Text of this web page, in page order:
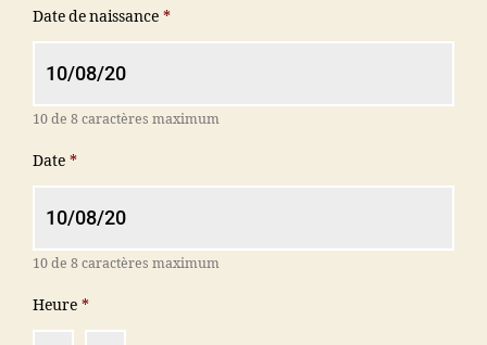
Date de naissance *
10 de 8 caractères maximum
Date *
10 de 8 caractères maximum
Heure *